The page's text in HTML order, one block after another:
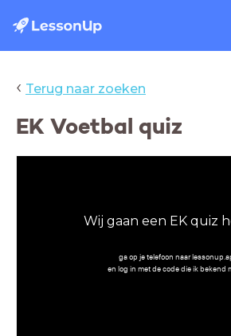
‹ Terug naar zoeken
EK Voetbal quiz
Wij gaan een EK quiz
ga op je telefoon naar
en log in met de code die ik bekend